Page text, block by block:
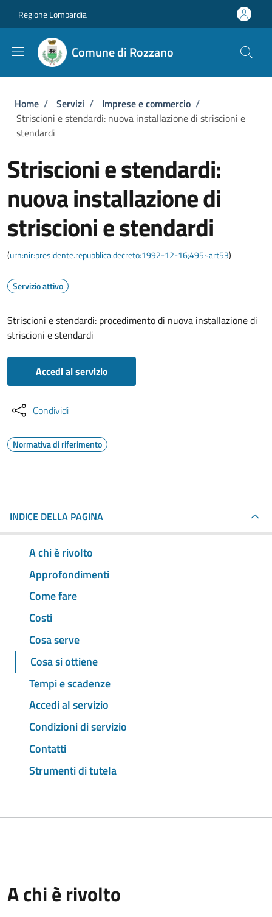
Regione Lombardia
Comune di Rozzano
Briciole di pane
Home / Servizi / Imprese e commercio /
Striscioni e stendardi: nuova installazione di striscioni e
stendardi
Striscioni e stendardi:
nuova installazione di
striscioni e stendardi
(urn:nir:presidente.repubblica:decreto:1992-12-16;495~art53)
Servizio attivo
Striscioni e stendardi: procedimento di nuova installazione di
striscioni e stendardi
Accedi al servizio
Condividi
Normativa di riferimento
INDICE DELLA PAGINA
A chi è rivolto
Approfondimenti
Come fare
Costi
Cosa serve
Cosa si ottiene
Tempi e scadenze
Accedi al servizio
Condizioni di servizio
Contatti
Strumenti di tutela
A chi è rivolto